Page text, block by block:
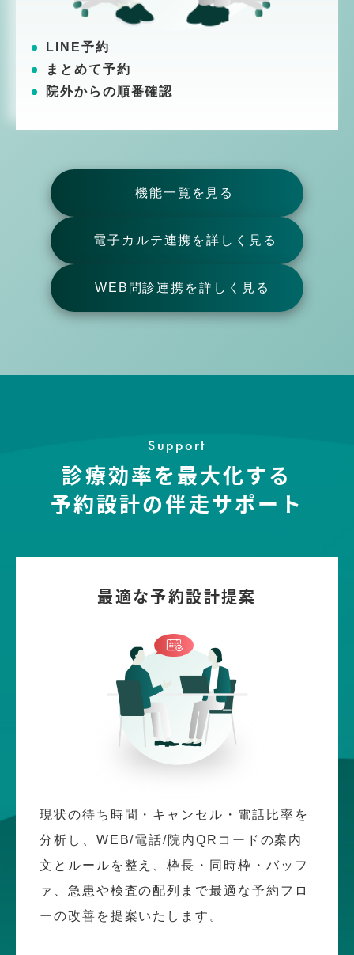
LINE予約
まとめて予約
院外からの順番確認
機能一覧を見る
電子カルテ連携を詳しく見る
WEB問診連携を詳しく見る
Support
診療効率を最大化する
予約設計の伴走サポート
最適な予約設計提案
現状の待ち時間・キャンセル・電話比率を
分析し、WEB/電話/院内QRコードの案内
文とルールを整え、枠長・同時枠・バッフ
ァ、急患や検査の配列まで最適な予約フロ
ーの改善を提案いたします。